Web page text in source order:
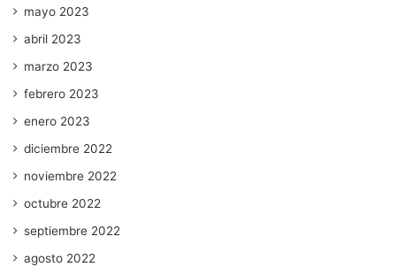
mayo 2023
abril 2023
marzo 2023
febrero 2023
enero 2023
diciembre 2022
noviembre 2022
octubre 2022
septiembre 2022
agosto 2022